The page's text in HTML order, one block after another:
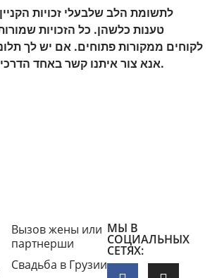
לתשומת הלב שלבעלי זכויות
טענות כלשהן. כל הזכויות
לקוחים ממקורות פתוחים. אם יש לך
אנא צור איתנו קשר באחד הדרכים הרשומים לעיל.
Вызов жены или
партнерши
Свадьба в Грузии
МЫ В
СОЦИАЛЬНЫХ
СЕТЯХ: